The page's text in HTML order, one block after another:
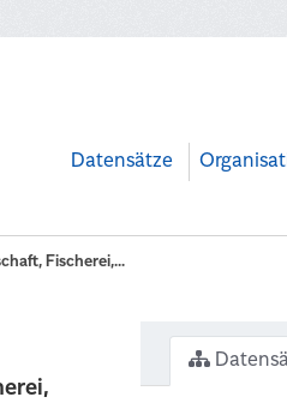
Datensätze
Fischerei,...